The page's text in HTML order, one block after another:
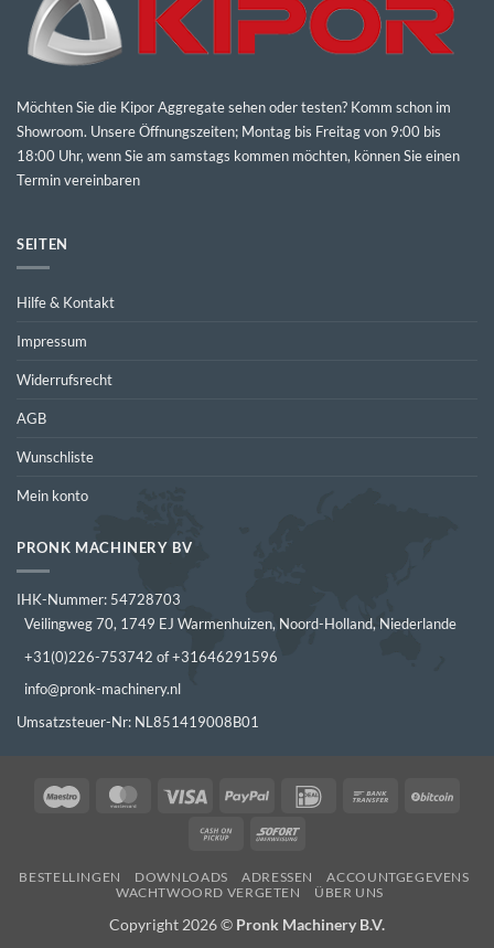
Möchten Sie die Kipor Aggregate sehen oder testen? Komm schon im
Showroom. Unsere Öffnungszeiten; Montag bis Freitag von 9:00 bis
18:00 Uhr, wenn Sie am samstags kommen möchten, können Sie einen
Termin vereinbaren
SEITEN
Hilfe & Kontakt
Impressum
Widerrufsrecht
AGB
Wunschliste
Mein konto
PRONK MACHINERY BV
IHK-Nummer: 54728703
Veilingweg 70, 1749 EJ Warmenhuizen, Noord-Holland, Niederlande
+31(0)226-753742 of +31646291596
info@pronk-machinery.nl
Umsatzsteuer-Nr: NL851419008B01
Maestro MasterCardVisa PayPal IDeal
Bank
Cash
Pickup
Sofort
BESTELLINGEN DOWNLOADS ADRESSEN
ACCOUNTGEGEVENS
WACHTWOORD VERGETEN
ÜBER UNS
Copyright 2026 © Pronk Machinery B.V.